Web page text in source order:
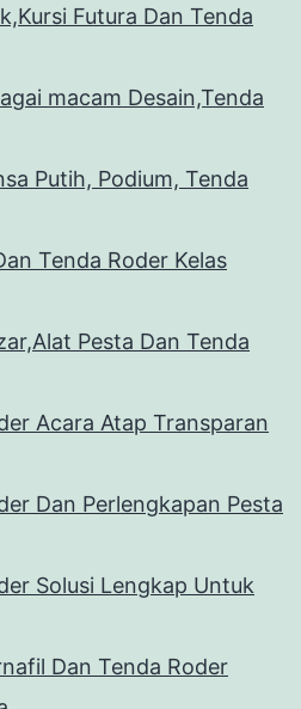
Futura Dan Tenda
macam Desain,Tenda
Putih, Podium, Tenda
Tenda Roder Kelas
Pesta Dan Tenda
Acara Atap Transparan
Dan Perlengkapan Pesta
Solusi Lengkap Untuk
Dan Tenda Roder